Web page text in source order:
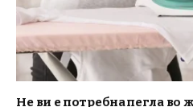
Не ви е потребна пегла во